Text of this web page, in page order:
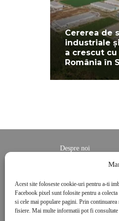
Acest site foloseste cookie-uri pentru a-ti
Facebook pixel sunt folosite pentru a
si cele mai populare pagini. Prin
fisiere. Mai multe informatii pot fi consultate
Cererea de
industriale
a crescut cu
România în
Despre noi
Politica de cookies